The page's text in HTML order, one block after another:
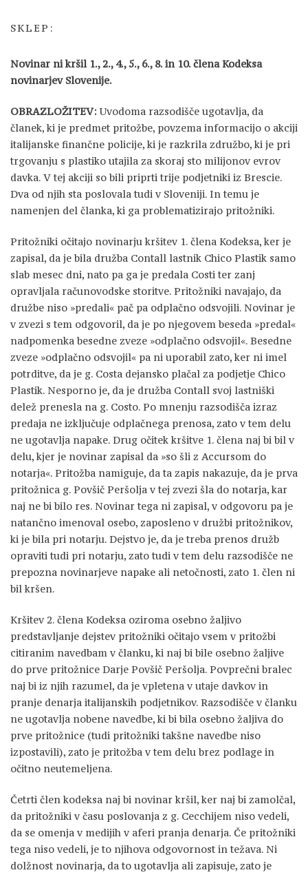
SKLEP:
Novinar ni kršil 1., 2., 4., 5., 6., 8. in 10. člena Kodeksa
novinarjev Slovenije.
OBRAZLOŽITEV:Uvodoma razsodišče ugotavlja, da
članek, ki je predmet pritožbe, povzema informacijo o akciji
italijanske finančne policije, ki je razkrila združbo, ki je pri
trgovanju s plastiko utajila za skoraj sto milijonov evrov
davka. V tej akciji so bili priprti trije podjetniki iz Brescie.
Dva od njih sta poslovala tudi v Sloveniji. In temu je
namenjen del članka, ki ga problematizirajo pritožniki.
Pritožniki očitajo novinarju kršitev 1. člena Kodeksa, ker je
zapisal, da je bila družba Contall lastnik Chico Plastik samo
slab mesec dni, nato pa ga je predala Costi ter zanj
opravljala računovodske storitve. Pritožniki navajajo, da
družbe niso »predali« pač pa odplačno odsvojili. Novinar je
v zvezi s tem odgovoril, da je po njegovem beseda »predal«
nadpomenka besedne zveze »odplačno odsvojil«. Besedne
zveze »odplačno odsvojil« pa ni uporabil zato, ker ni imel
potrditve, da je g. Costa dejansko plačal za podjetje Chico
Plastik. Nesporno je, da je družba Contall svoj lastniški
delež prenesla na g. Costo. Po mnenju razsodišča izraz
predaja ne izključuje odplačnega prenosa, zato v tem delu
ne ugotavlja napake. Drug očitek kršitve 1. člena naj bi bil v
delu, kjer je novinar zapisal da »so šli z Accursom do
notarja«. Pritožba namiguje, da ta zapis nakazuje, da je prva
pritožnica g. Povšič Peršolja v tej zvezi šla do notarja, kar
naj ne bi bilo res. Novinar tega ni zapisal, v odgovoru pa je
natančno imenoval osebo, zaposleno v družbi pritožnikov,
ki je bila pri notarju. Dejstvo je, da je treba prenos družb
opraviti tudi pri notarju, zato tudi v tem delu razsodišče ne
prepozna novinarjeve napake ali netočnosti, zato 1. člen ni
bil kršen.
Kršitev 2. člena Kodeksa oziroma osebno žaljivo
predstavljanje dejstev pritožniki očitajo vsem v pritožbi
citiranim navedbam v članku, ki naj bi bile osebno žaljive
do prve pritožnice Darje Povšič Peršolja. Povprečni bralec
naj bi iz njih razumel, da je vpletena v utaje davkov in
pranje denarja italijanskih podjetnikov. Razsodišče v članku
ne ugotavlja nobene navedbe, ki bi bila osebno žaljiva do
prve pritožnice (tudi pritožniki takšne navedbe niso
izpostavili), zato je pritožba v tem delu brez podlage in
očitno neutemeljena.
Četrti člen kodeksa naj bi novinar kršil, ker naj bi zamolčal,
da pritožniki v času poslovanja z g. Cecchijem niso vedeli,
da se omenja v medijih v aferi pranja denarja. Če pritožniki
tega niso vedeli, je to njihova odgovornost in težava. Ni
dolžnost novinarja, da to ugotavlja ali zapisuje, zato je